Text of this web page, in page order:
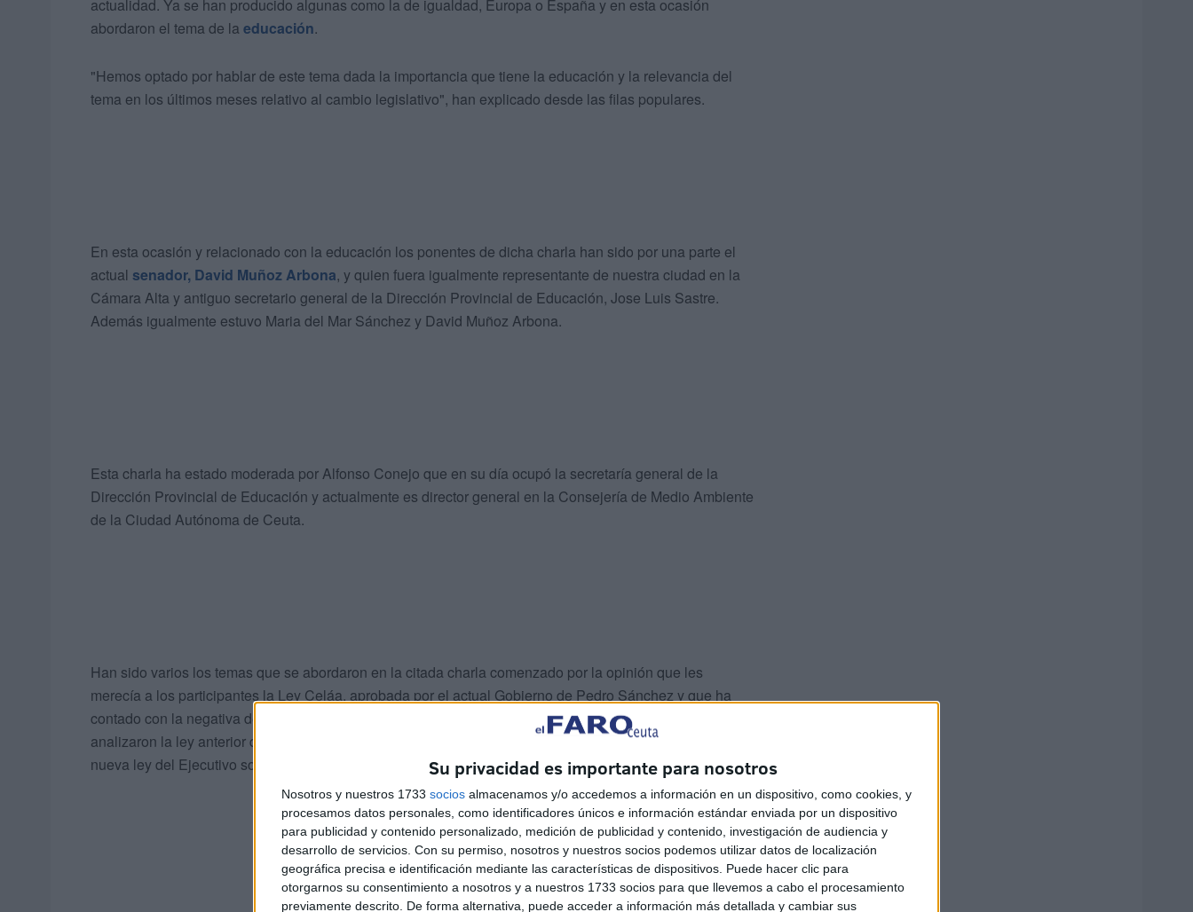
Su privacidad es importante para nosotros
Nosotros y nuestros 1733 socios almacenamos y/o accedemos a información en un dispositivo, como cookies, y
procesamos datos personales, como identificadores únicos e información estándar enviada por un dispositivo
para publicidad y contenido personalizado, medición de publicidad y contenido, investigación de audiencia y
desarrollo de servicios. Con su permiso, nosotros y nuestros socios podemos utilizar datos de localización
geográfica precisa e identificación mediante las características de dispositivos. Puede hacer clic para
otorgarnos su consentimiento a nosotros y a nuestros 1733 socios para que llevemos a cabo el procesamiento
previamente descrito. De forma alternativa, puede acceder a información más detallada y cambiar sus
actualidad. Ya se han producido algunas como la de igualdad, Europa o España y en esta ocasión
abordaron el tema de la educación.
"Hemos optado por hablar de este tema dada la importancia que tiene la educación y la relevancia del
tema en los últimos meses relativo al cambio legislativo", han explicado desde las filas populares.
En esta ocasión y relacionado con la educación los ponentes de dicha charla han sido por una parte el
actual senador, David Muñoz Arbona, y quien fuera igualmente representante de nuestra ciudad en la
Cámara Alta y antiguo secretario general de la Dirección Provincial de Educación, Jose Luis Sastre.
Además igualmente estuvo Maria del Mar Sánchez y David Muñoz Arbona.
Esta charla ha estado moderada por Alfonso Conejo que en su día ocupó la secretaría general de la
Dirección Provincial de Educación y actualmente es director general en la Consejería de Medio Ambiente
de la Ciudad Autónoma de Ceuta.
Han sido varios los temas que se abordaron en la citada charla comenzado por la opinión que les
merecía a los participantes la Ley Celáa, aprobada por el actual Gobierno de Pedro Sánchez y que ha
contado con la negativa del grupo parlamentario del Partido Popular. Por otro lado, igualmente
analizaron la ley anterior que fue aprobado por el gobierno de Mariano Rajoy y la compararon con esta
nueva ley del Ejecutivo socialista.